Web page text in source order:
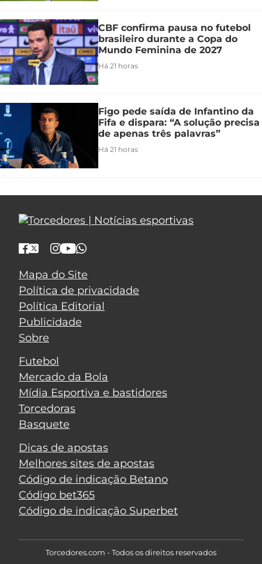
CBF confirma pausa no futebol
brasileiro durante a Copa do
Mundo Feminina de 2027
Há 21 horas
Figo pede saída de Infantino da
Fifa e dispara: “A solução precisa
de apenas três palavras”
Há 21 horas
Mapa do Site
Política de privacidade
Política Editorial
Publicidade
Sobre
Futebol
Mercado da Bola
Mídia Esportiva e bastidores
Torcedoras
Basquete
Dicas de apostas
Melhores sites de apostas
Código de indicação Betano
Código bet365
Código de indicação Superbet
Torcedores.com - Todos os direitos reservados